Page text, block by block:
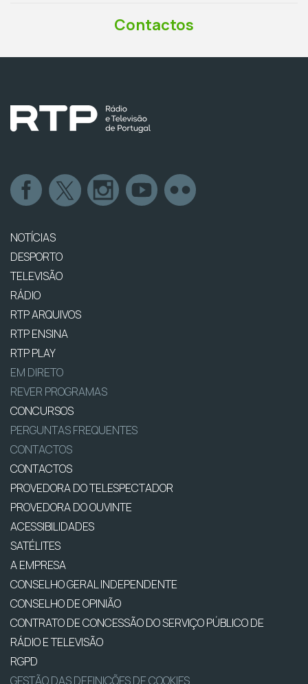
Contactos
NOTÍCIAS
DESPORTO
TELEVISÃO
RÁDIO
RTP ARQUIVOS
RTP ENSINA
RTP PLAY
EM DIRETO
REVER PROGRAMAS
CONCURSOS
PERGUNTAS FREQUENTES
CONTACTOS
CONTACTOS
PROVEDORA DO TELESPECTADOR
PROVEDORA DO OUVINTE
ACESSIBILIDADES
SATÉLITES
A EMPRESA
CONSELHO GERAL INDEPENDENTE
CONSELHO DE OPINIÃO
CONTRATO DE CONCESSÃO DO SERVIÇO PÚBLICO DE
RÁDIO E TELEVISÃO
RGPD
GESTÃO DAS DEFINIÇÕES DE COOKIES